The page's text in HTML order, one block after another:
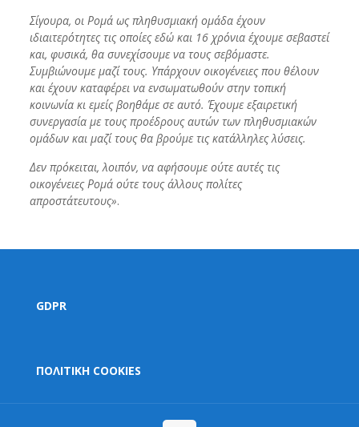
Σίγουρα, οι Ρομά ως πληθυσμιακή ομάδα έχουν
ιδιαιτερότητες τις οποίες εδώ και 16 χρόνια έχουμε σεβαστεί
και, φυσικά, θα συνεχίσουμε να τους σεβόμαστε.
Συμβιώνουμε μαζί τους. Υπάρχουν οικογένειες που θέλουν
και έχουν καταφέρει να ενσωματωθούν στην τοπική
κοινωνία κι εμείς βοηθάμε σε αυτό. Έχουμε εξαιρετική
συνεργασία με τους προέδρους αυτών των πληθυσμιακών
ομάδων και μαζί τους θα βρούμε τις κατάλληλες λύσεις.
Δεν πρόκειται, λοιπόν, να αφήσουμε ούτε αυτές τις
οικογένειες Ρομά ούτε τους άλλους πολίτες
απροστάτευτους».
GDPR
ΠΟΛΙΤΙΚΗ COOKIES